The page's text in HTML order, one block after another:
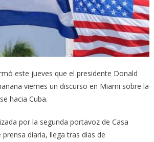
este jueves que el presidente Donald
viernes un discurso en Miami sobre la
hacia Cuba.
por la segunda portavoz de Casa
diaria, llega tras días de